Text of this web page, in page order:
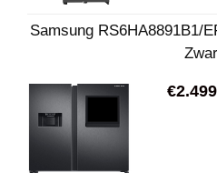
Samsung RS6HA8891B1/